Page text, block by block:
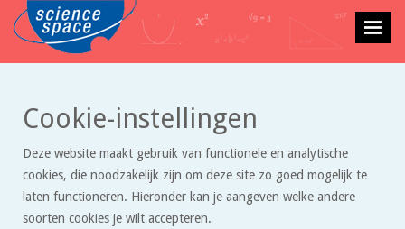
Getallen > Artikelen Hoe bereken je oppervlakte en inhoud?
Hoe bereken je oppervlakte en
inhoud?
Cookie-instellingen
Deze website maakt gebruik van functionele en analytische
cookies, die noodzakelijk zijn om deze site zo goed mogelijk te
laten functioneren. Hieronder kan je aangeven welke andere
soorten cookies je wilt accepteren.